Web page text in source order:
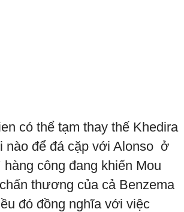
có thể tạm thay thế Khedira
nào để đá cặp với Alonso ở
công đang khiến Mou
thương của cả Benzema
đó đồng nghĩa với việc